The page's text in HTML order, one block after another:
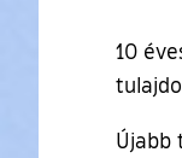
10
Újabb